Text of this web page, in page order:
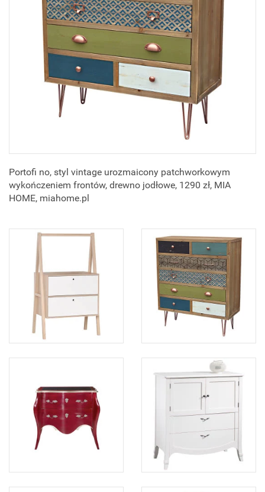
Portofi no, styl vintage urozmaicony patchworkowym
wykończeniem frontów, drewno jodłowe, 1290 zł, MIA
HOME, miahome.pl